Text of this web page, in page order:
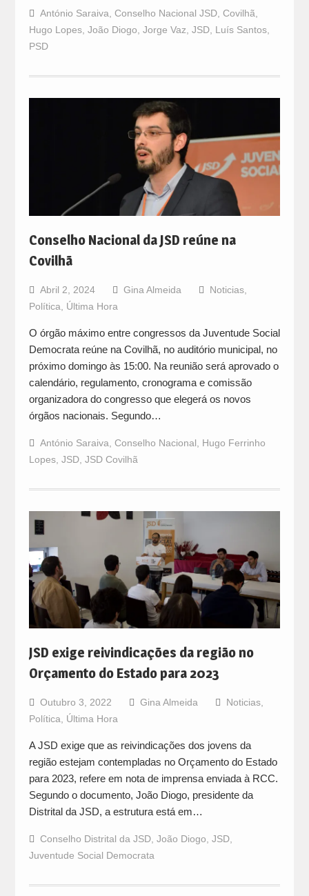
António Saraiva, Conselho Nacional JSD, Covilhã,
Hugo Lopes, João Diogo, Jorge Vaz, JSD, Luís Santos,
PSD
Conselho Nacional da JSD reúne na
Covilhã
Abril 2, 2024 Gina Almeida Noticias,
Política
Última Hora
O órgão máximo entre congressos da Juventude Social
Democrata reúne na Covilhã, no auditório municipal, no
próximo domingo às 15:00. Na reunião será aprovado o
calendário, regulamento, cronograma e comissão
organizadora do congresso que elegerá os novos
órgãos nacionais. Segundo…
António Saraiva Conselho Nacional
Hugo Ferrinho
Lopes, JSD, JSD Covilhã
JSD exige reivindicações da região no
Orçamento do Estado para 2023
Outubro 3, 2022 Gina Almeida Noticias,
Política
Última Hora
A JSD exige que as reivindicações dos jovens da
região estejam contempladas no Orçamento do Estado
para 2023, refere em nota de imprensa enviada à RCC.
Segundo o documento, João Diogo, presidente da
Distrital da JSD, a estrutura está em…
Conselho Distrital da JSD, João Diogo JSD,
Juventude Social Democrata